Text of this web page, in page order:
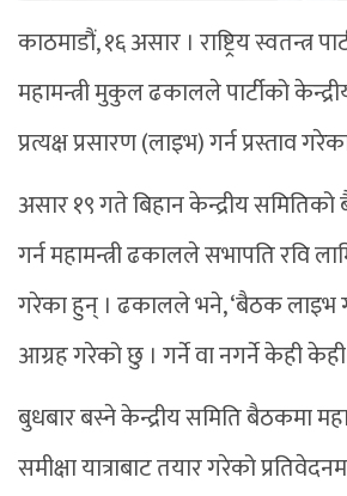
काठमाडौं, १६ असार । राष्ट्रिय स्वतन्त्र
महामन्त्री मुकुल ढकालले पार्टीको
प्रत्यक्ष प्रसारण (लाइभ) गर्न प्रस्ताव
असार १९ गते बिहान केन्द्रीय समितिको
गर्न महामन्त्री ढकालले सभापति रवि
गरेका हुन् । ढकालले भने, ‘बैठक लाइभ
आग्रह गरेको छु । गर्ने वा नगर्ने केही
बुधबार बस्ने केन्द्रीय समिति बैठकमा
समीक्षा यात्राबाट तयार गरेको